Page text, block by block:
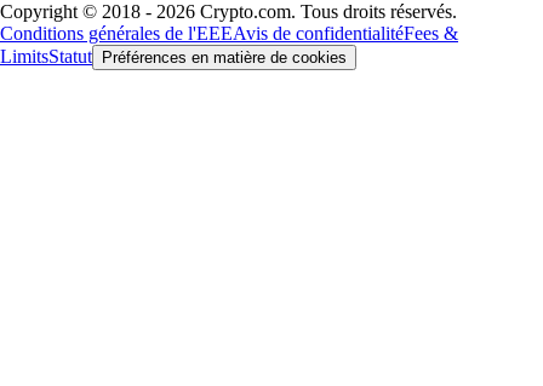
Copyright © 2018 - 2026 Crypto.com. Tous droits réservés.
Conditions générales de l'EEEAvis de confidentialitéFees &
LimitsStatut Préférences en matière de cookies